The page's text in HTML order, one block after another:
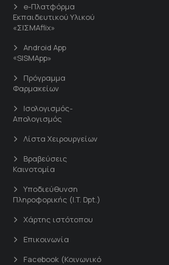
e-Πλατφόρμα
Εκπαιδευτικού Υλικού
«ΣΙΣΜΑflix»
Android App
«SISMApp»
Πρόγραμμα
Φαρμακείων
Ισολογισμός-
Απολογισμός
Λίστα Χειρουργείων
Βραβεύσεις
Καινοτομία
Υποδιεύθυνση
Πληροφορικής (I.T. Dpt.)
Χάρτης ιστότοπου
Επικοινωνία
Facebook (Κοινωνικό